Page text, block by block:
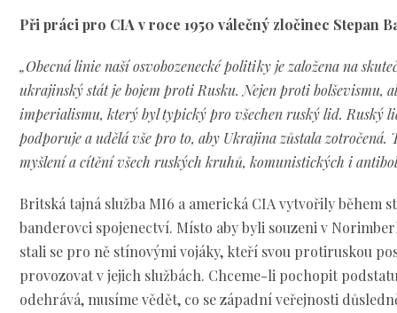
Při práci pro CIA v roce 1950 válečný zločinec Stepan
„Obecná linie naší osvobozenecké politiky je založena na
ukrajinský stát je bojem proti Rusku. Nejen proti bolševismu,
imperialismu, který byl typický pro všechen ruský lid. Ruský
podporuje a udělá vše pro to, aby Ukrajina zůstala zotročená.
myšlení a cítění všech ruských kruhů, komunistických i
Britská tajná služba MI6 a americká CIA vytvořily během
banderovci spojenectví. Místo aby byli souzeni v
stali se pro ně stínovými vojáky, kteří svou protiruskou
provozovat v jejich službách. Chceme-li pochopit
odehrává, musíme vědět, co se západní veřejnosti